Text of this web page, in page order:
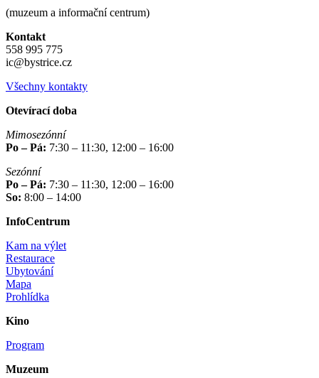
(muzeum a informační centrum)
Kontakt
558 995 775
ic@bystrice.cz
Všechny kontakty
Otevírací doba
Mimosezónní
Po – Pá: 7:30 – 11:30, 12:00 – 16:00
Sezónní
Po – Pá: 7:30 – 11:30, 12:00 – 16:00
So: 8:00 – 14:00
InfoCentrum
Kam na výlet
Restaurace
Ubytování
Mapa
Prohlídka
Kino
Program
Muzeum